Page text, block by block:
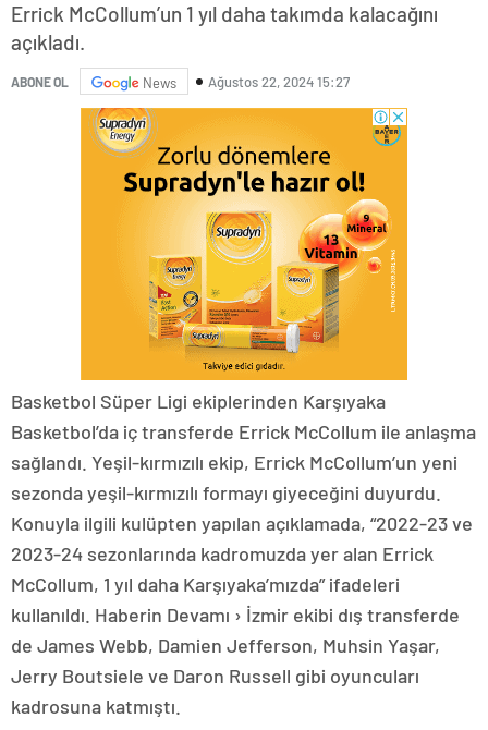
Errick McCollum’un 1 yıl daha takımda kalacağını
açıkladı.
ABONE OL News Ağustos 22, 2024 15:27
Basketbol Süper Ligi ekiplerinden Karşıyaka
Basketbol’da iç transferde Errick McCollum ile anlaşma
sağlandı. Yeşil-kırmızılı ekip, Errick McCollum’un yeni
sezonda yeşil-kırmızılı formayı giyeceğini duyurdu.
Konuyla ilgili kulüpten yapılan açıklamada, “2022-23 ve
2023-24 sezonlarında kadromuzda yer alan Errick
McCollum, 1 yıl daha Karşıyaka’mızda” ifadeleri
kullanıldı. Haberin Devamı › İzmir ekibi dış transferde
de James Webb, Damien Jefferson, Muhsin Yaşar,
Jerry Boutsiele ve Daron Russell gibi oyuncuları
kadrosuna katmıştı.